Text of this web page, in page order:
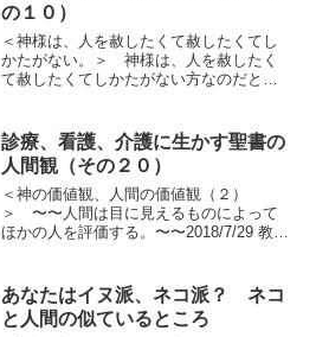
の１０）
＜神様は、人を赦したくて赦したくてし
かたがない。＞ 神様は、人を赦したく
て赦したくてしかたがない方なのだと思
しかたがないと思うのが、人間にとって
の普通の考え方でしょう。...
診療、看護、介護に生かす聖書の
人間観（その２０）
＜神の価値観、人間の価値観（２）
＞ 〜〜人間は目に見えるものによって
ほかの人を評価する。〜〜2018/7/29 教会
尺度について2018/10/21 人をさばいては
いけ...
あなたはイヌ派、ネコ派？ ネコ
と人間の似ているところ